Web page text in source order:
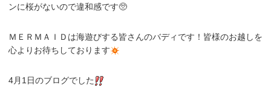
ンに桜がないので違和感です🥺
ＭＥＲＭＡＩＤは海遊びする皆さんのバディです！皆様のお越しを
心よりお待ちしております
4月1日のブログでした